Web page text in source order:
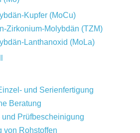
Kupfer (MoCu)
Zirkonium-Molybdän (TZM)
Lanthanoxid (MoLa)
und Serienfertigung
Beratung
und Prüfbescheinigung
von Rohstoffen